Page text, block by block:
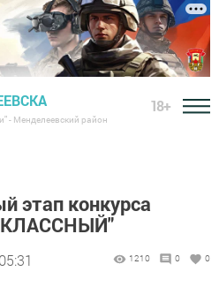
- Менделеевский район
18+
этап конкурса
КЛАССНЫЙ"
1210 0 0